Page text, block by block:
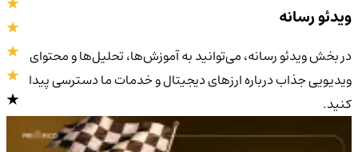
4.9/5
ویدئو رسانه
در بخش ویدئو رسانه، می‌توانید به آموزش‌ها، تحلیل‌ها و محتوای
ویدیویی جذاب درباره ارزهای دیجیتال و خدمات ما دسترسی پیدا
کنید.